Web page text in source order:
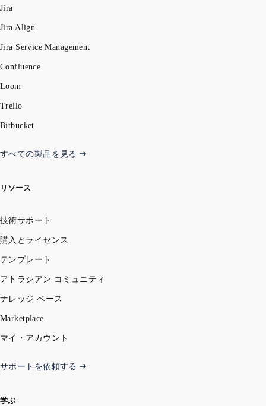
Jira
Jira Align
Jira Service Management
Confluence
Loom
Trello
Bitbucket
すべての製品を見る
リソース
技術サポート
購入とライセンス
テンプレート
アトラシアン コミュニティ
ナレッジ ベース
Marketplace
マイ・アカウント
サポートを依頼する
学ぶ